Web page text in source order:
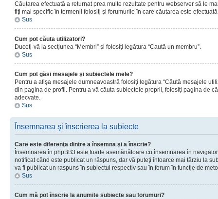
Căutarea efectuată a returnat prea multe rezultate pentru webserver să le
fiţi mai specific în termenii folosiţi şi forumurile în care căutarea este
Sus
Cum pot căuta utilizatori?
Duceţi-vă la secţiunea “Membri” şi folosiţi legătura “Caută un membru”.
Sus
Cum pot găsi mesajele şi subiectele mele?
Pentru a afişa mesajele dumneavoastră folosiţi legătura “Căută mesajele
din pagina de profil. Pentru a vă căuta subiectele proprii, folosiţi pagina de
adecvate.
Sus
Însemnarea şi înscrierea la subiecte
Care este diferenţa dintre a însemna şi a înscrie?
Însemnarea în phpBB3 este foarte asemănătoare cu însemnarea în
notificat când este publicat un răspuns, dar vă puteţi întoarce mai târziu la
va fi publicat un raspuns în subiectul respectiv sau în forum în funcţie de
Sus
Cum mă pot înscrie la anumite subiecte sau forumuri?